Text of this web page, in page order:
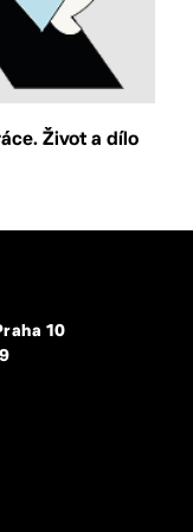
Život a dílo
10